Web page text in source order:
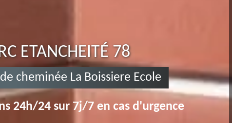
ETANCHEITÉ 78
cheminée La Boissiere Ecole
24h/24 sur 7j/7 en cas d'urgence